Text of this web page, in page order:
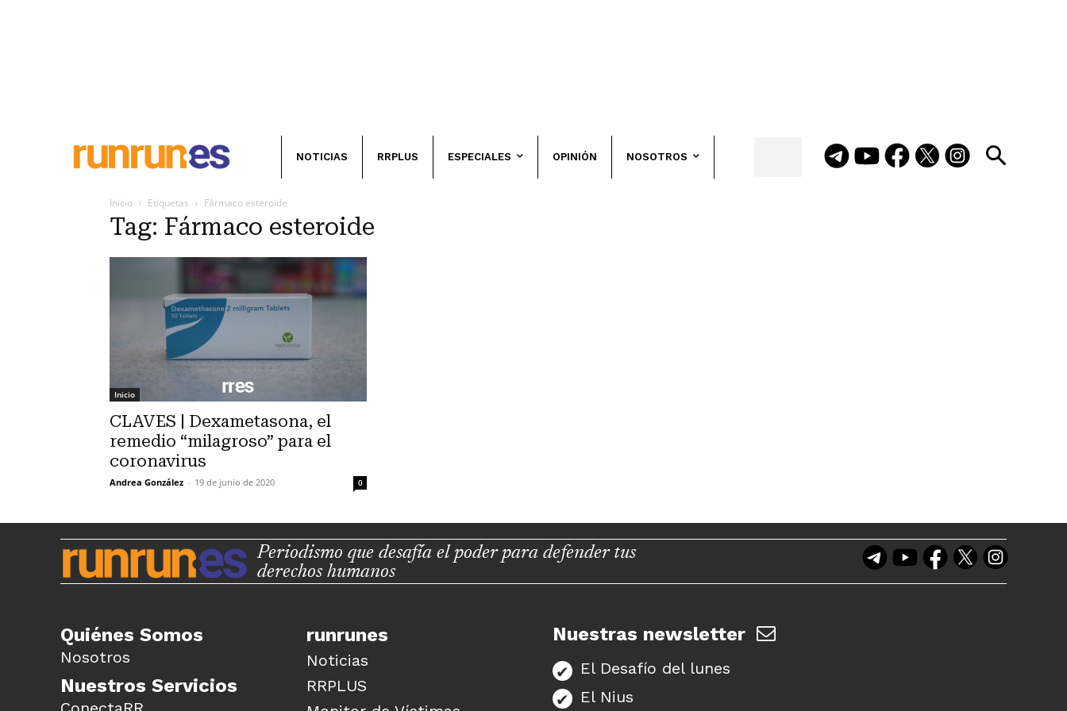
NOTICIAS RRPLUS ESPECIALES OPINIÓN NOSOTROS
Inicio Etiquetas Fármaco esteroide
Tag: Fármaco esteroide
Inicio
CLAVES | Dexametasona, el
remedio “milagroso” para el
coronavirus
Andrea González - 19 de junio de 2020 0
Periodismo que desafía el poder para defender tus
derechos humanos
Quiénes Somos
Nosotros
Nuestros Servicios
runrunes
Noticias
RRPLUS
Nuestras newsletter
El Desafío del lunes
El Nius